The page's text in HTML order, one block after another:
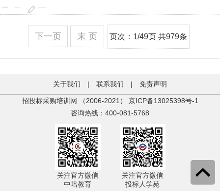
答疑解惑 3310 次 2025-6-23
下一页 末 页 页次：1/49页 共979条
关于我们 | 联系我们 | 免责声明
招投标采购培训网 （2006-2021） 京ICP备13025398号-1
咨询热线：400-081-5768
关注官方微信
中培教育
关注官方微信
投标人学苑